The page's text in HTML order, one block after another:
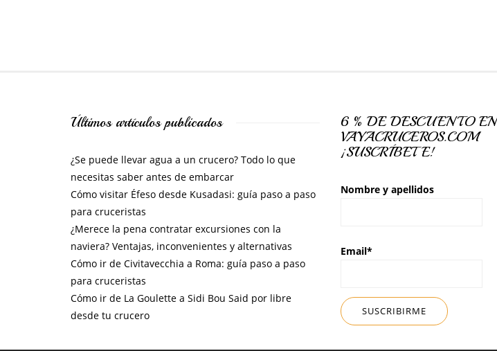
Últimos artículos publicados
¿Se puede llevar agua a un crucero? Todo lo que
necesitas saber antes de embarcar
Cómo visitar Éfeso desde Kusadasi: guía paso a paso
para cruceristas
¿Merece la pena contratar excursiones con la
naviera? Ventajas, inconvenientes y alternativas
Cómo ir de Civitavecchia a Roma: guía paso a paso
para cruceristas
Cómo ir de La Goulette a Sidi Bou Said por libre
desde tu crucero
6 % DE DESCUENTO EN
VAYACRUCEROS.COM
¡SUSCRÍBETE!
Nombre y apellidos
Email*